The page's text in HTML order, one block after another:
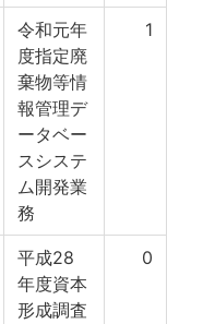
令和元年
度指定廃
棄物等情
報管理デ
ータベー
スシステ
ム開発業
務
1
平成28
年度資本
形成調査
0